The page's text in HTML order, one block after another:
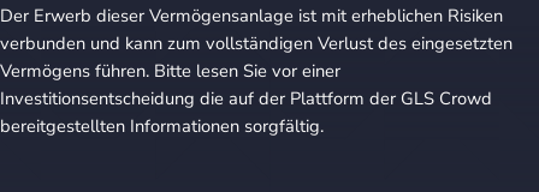
Der Erwerb dieser Vermögensanlage ist mit erheblichen Risiken
verbunden und kann zum vollständigen Verlust des eingesetzten
Vermögens führen. Bitte lesen Sie vor einer
Investitionsentscheidung die auf der Plattform der GLS Crowd
bereitgestellten Informationen sorgfältig.